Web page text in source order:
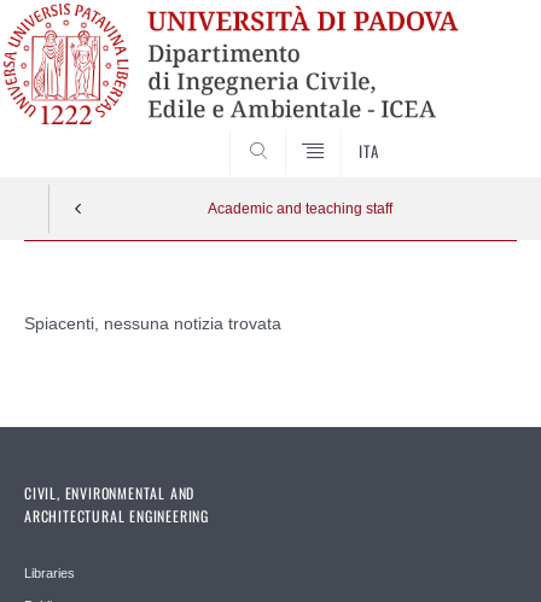
ITA
Academic and teaching staff
contenuto
Spiacenti, nessuna notizia trovata
CIVIL, ENVIRONMENTAL AND
ARCHITECTURAL ENGINEERING
Libraries